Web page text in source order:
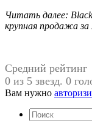
Читать далее:
крупная продажа
Средний рейтинг
0 из 5 звезд. 0
Вам нужно